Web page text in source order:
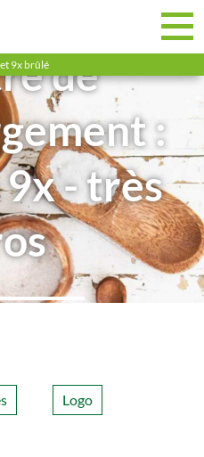
9x brûléde
:
- très
Logo